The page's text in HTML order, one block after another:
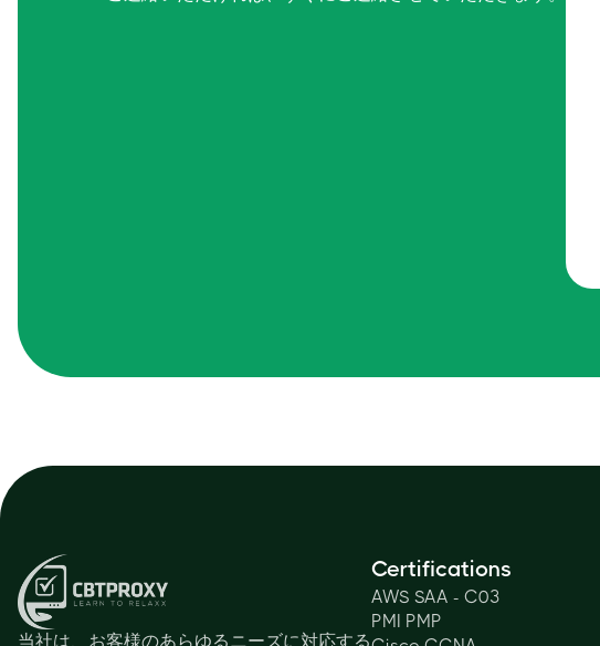
当社は、お客様のあらゆるニーズに対応する
Certifications
AWS SAA - C03
PMI PMP